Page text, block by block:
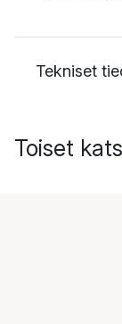
Tekniset
Toiset